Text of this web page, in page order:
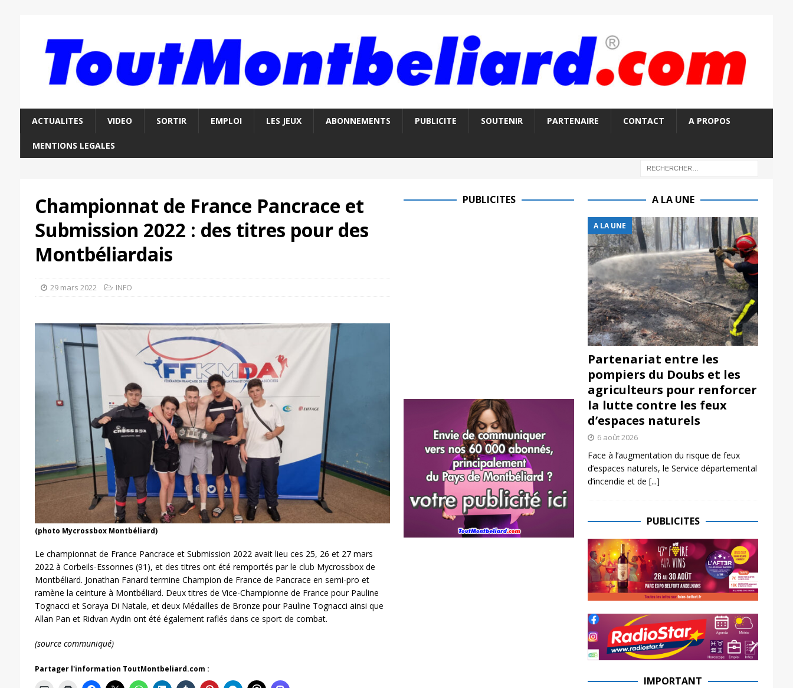
ACTUALITES VIDEO SORTIR EMPLOI LES JEUX ABONNEMENTS PUBLICITE SOUTENIR PARTENAIRE CONTACT A PROPOS
MENTIONS LEGALES
Championnat de France Pancrace et
Submission 2022 : des titres pour des
Montbéliardais
29 mars 2022 INFO
(photo Mycrossbox Montbéliard)
Le championnat de France Pancrace et Submission 2022 avait lieu ces 25, 26 et 27 mars
2022 à Corbeils-Essonnes (91), et des titres ont été remportés par le club Mycrossbox de
Montbéliard. Jonathan Fanard termine Champion de France de Pancrace en semi-pro et
ramène la ceinture à Montbéliard. Deux titres de Vice-Championne de France pour Pauline
Tognacci et Soraya Di Natale, et deux Médailles de Bronze pour Pauline Tognacci ainsi que
Allan Pan et Ridvan Aydin ont été également raflés dans ce sport de combat.
(source communiqué)
Partager l'information ToutMontbeliard.com :
PUBLICITES A LA UNE
A LA UNE
Partenariat entre les
pompiers du Doubs et les
agriculteurs pour renforcer
la lutte contre les feux
d’espaces naturels
6 août 2026
Face à l’augmentation du risque de feux
d’espaces naturels, le Service départemental
d’incendie et de [...]
PUBLICITES
IMPORTANT